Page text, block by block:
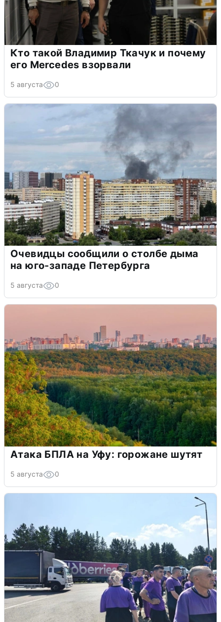
Кто такой Владимир Ткачук и почему
его Mercedes взорвали
5 августа 0
Очевидцы сообщили о столбе дыма
на юго-западе Петербурга
5 августа 0
Атака БПЛА на Уфу: горожане шутят
5 августа 0